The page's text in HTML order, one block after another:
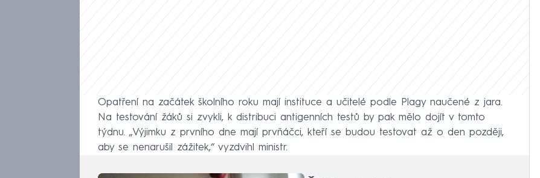
Opatření na začátek školního roku mají instituce a učitelé podle Plagy naučené z jara.
Na testování žáků si zvykli, k distribuci antigenních testů by pak mělo dojít v tomto
týdnu. „Výjimku z prvního dne mají prvňáčci, kteří se budou testovat až o den později,
aby se nenarušil zážitek,“ vyzdvihl ministr.